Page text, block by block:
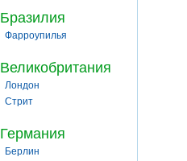
Бразилия
Фарроупилья
Великобритания
Лондон
Стрит
Германия
Берлин